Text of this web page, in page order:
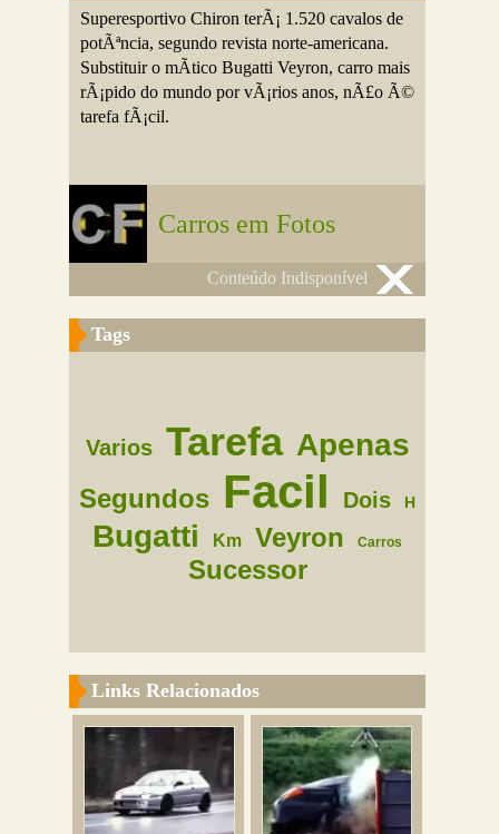
Superesportivo Chiron terÃ¡ 1.520 cavalos de
potÃªncia, segundo revista norte-americana.
Substituir o mÃ­tico Bugatti Veyron, carro mais
rÃ¡pido do mundo por vÃ¡rios anos, nÃ£o Ã©
tarefa fÃ¡cil.
Carros em Fotos
Conteúdo Indisponível
Tags
Varios Tarefa Apenas
Segundos Facil Dois H
Bugatti Km Veyron Carros
Sucessor
Links Relacionados